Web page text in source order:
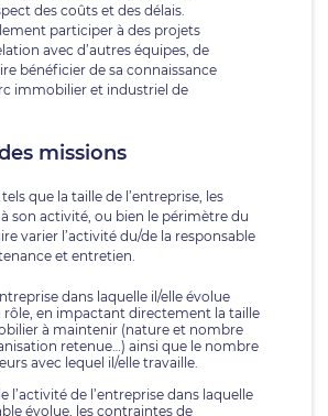
des coûts et des délais.
participer à des projets
avec d’autres équipes, de
bénéficier de sa connaissance
immobilier et industriel de
missions
que la taille de l’entreprise, les
son activité, ou bien le périmètre du
varier l’activité du/de la responsable
et entretien.
dans laquelle il/elle évolue
rôle, en impactant directement la taille
à maintenir (nature et nombre
retenue…) ainsi que le nombre
avec lequel il/elle travaille.
l’activité de l’entreprise dans laquelle
évolue, les contraintes de